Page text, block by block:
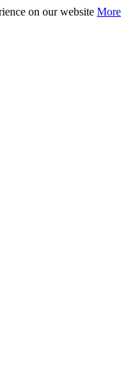
on our website More